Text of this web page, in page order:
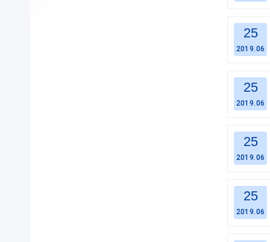
25
2019.06
25
2019.06
25
2019.06
25
2019.06